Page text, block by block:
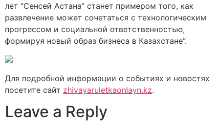
лет “Сенсей Астана” станет примером того, как
развлечение может сочетаться с технологическим
прогрессом и социальной ответственностью,
формируя новый образ бизнеса в Казахстане”.
Для подробной информации о событиях и новостях
посетите сайт zhivayaruletkaonlayn.kz.
Leave a Reply